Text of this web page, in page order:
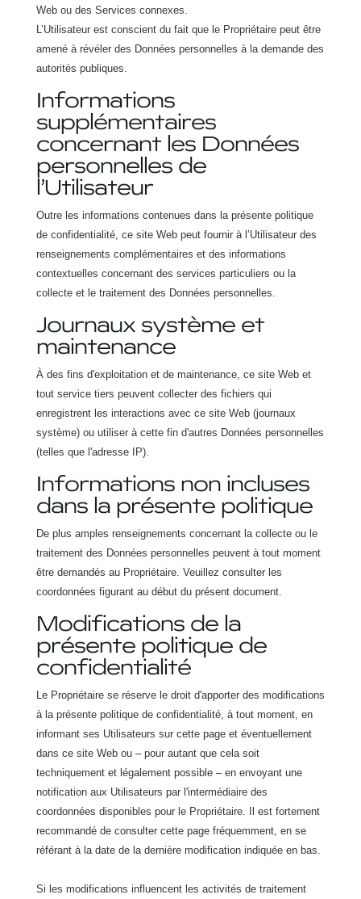
Web ou des Services connexes.
L’Utilisateur est conscient du fait que le Propriétaire peut être
amené à révéler des Données personnelles à la demande des
autorités publiques.
Informations
supplémentaires
concernant les Données
personnelles de
l’Utilisateur
Outre les informations contenues dans la présente politique
de confidentialité, ce site Web peut fournir à l’Utilisateur des
renseignements complémentaires et des informations
contextuelles concernant des services particuliers ou la
collecte et le traitement des Données personnelles.
Journaux système et
maintenance
À des fins d'exploitation et de maintenance, ce site Web et
tout service tiers peuvent collecter des fichiers qui
enregistrent les interactions avec ce site Web (journaux
système) ou utiliser à cette fin d'autres Données personnelles
(telles que l'adresse IP).
Informations non incluses
dans la présente politique
De plus amples renseignements concernant la collecte ou le
traitement des Données personnelles peuvent à tout moment
être demandés au Propriétaire. Veuillez consulter les
coordonnées figurant au début du présent document.
Modifications de la
présente politique de
confidentialité
Le Propriétaire se réserve le droit d'apporter des modifications
à la présente politique de confidentialité, à tout moment, en
informant ses Utilisateurs sur cette page et éventuellement
dans ce site Web ou – pour autant que cela soit
techniquement et légalement possible – en envoyant une
notification aux Utilisateurs par l'intermédiaire des
coordonnées disponibles pour le Propriétaire. Il est fortement
recommandé de consulter cette page fréquemment, en se
référant à la date de la dernière modification indiquée en bas.
Si les modifications influencent les activités de traitement